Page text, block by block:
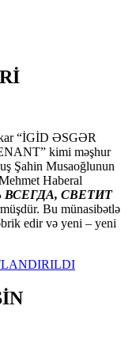
“İGİD ƏSGƏR
kimi məşhur
Şahin Musaoğlunun
Haberal
ВСЕГДА, СВЕТИТ
Bu münasibətlə
edir və yeni – yeni